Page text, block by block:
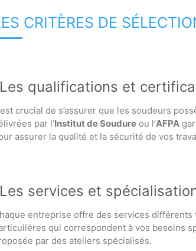
CRITÈRES DE
Les qualifications et
crucial de s’assurer que les soudeurs
par l’Institut de Soudure ou l’AFPA
assurer la qualité et la sécurité de vos
Les services et
entreprise offre des services différents
qui correspondent à vos besoins
par des ateliers spécialisés.